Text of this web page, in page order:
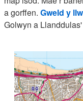
a gorffen. Gweld y
Golwyn a Llanddulas'